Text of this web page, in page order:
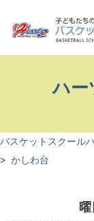
ハー
バスケットスクール
> かしわ台